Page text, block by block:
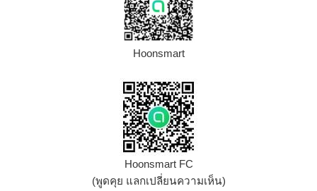
Hoonsmart
Hoonsmart FC
(พูดคุย แลกเปลี่ยนความเห็น)